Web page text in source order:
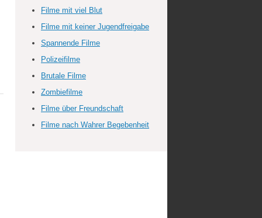
Filme mit viel Blut
Filme mit keiner Jugendfreigabe
Spannende Filme
Polizeifilme
Brutale Filme
Zombiefilme
Filme über Freundschaft
Filme nach Wahrer Begebenheit